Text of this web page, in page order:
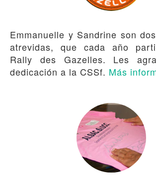
Emmanuelle y Sandrine son
atrevidas, que cada año
Rally des Gazelles. Les
dedicación a la CSSf. Más